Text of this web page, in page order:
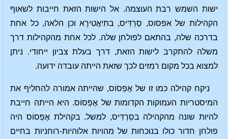
ישות השמש רבת העוצמה. אל הישות הזאת חייבות לשאוף
הקהילות של אפסוס, סַרְדִּיס, בתִיאֲטִירָא וכן הלאה, כל אחת
בדרכה שלה, בהתאם לפולחן שלה. לכל אחת מהקהילות דרך
משלה להתקרב לישות הזאת, דרך בעלת צביון ייחודי. ניתן
למצוא בכל מקום רמזים לכך שזאת הייתה עובדה ידועה.
ניקח קהילה כמו זו של אֶפְסוֹס, שהייתה אמורה להחליף את
המיסטריות העמוקות הקדומות של אֶפְסוֹס. היא הייתה חייבת
להיות שונה מהקהילה בסַרְדִּיס, למשל. בקהילת אֶפְסוֹס היה
פולחן חדור כולו בנוכחות של מהויות אלוהיות-רוחניות בחיים